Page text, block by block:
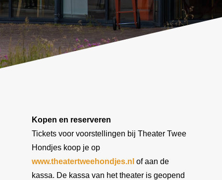
Kopen en reserveren
Tickets voor voorstellingen bij Theater Twee
Hondjes koop je op
www.theatertweehondjes.nl of aan de
kassa. De kassa van het theater is geopend